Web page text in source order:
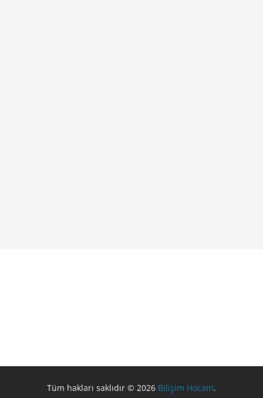
Tüm hakları saklıdır © 2026 Bilişim Hocam.